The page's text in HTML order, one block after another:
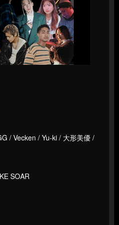
/ Vecken / Yu-ki / 大形美優 /
SOAR